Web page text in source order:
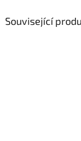
Související